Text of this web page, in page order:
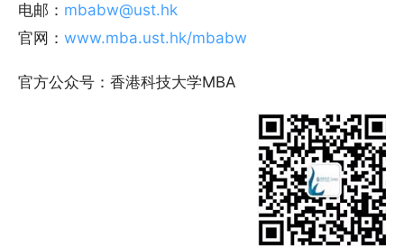
电邮： mbabw@ust.hk
官网： www.mba.ust.hk/mbabw
官方公众号：香港科技大学MBA